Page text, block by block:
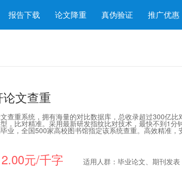
报告下载 论文降重 真伪验证 推广优惠
论文查重
查重系统，拥有海量的对比数据库，总收录超过300亿
，比对精准。采用最新研发指纹比对技术，最快不到1
业，全国500家高校图书馆指定该系统查重。高效精准，
2.00元/千字 适用人群：毕业论文、期刊发